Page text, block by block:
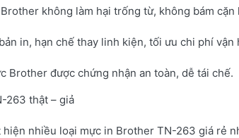
không làm hại trống từ, không bám cặn
in, hạn chế thay linh kiện, tối ưu chi phí vận
Brother được chứng nhận an toàn, dễ tái chế.
263 thật – giả
nhiều loại mực in Brother TN-263 giá rẻ